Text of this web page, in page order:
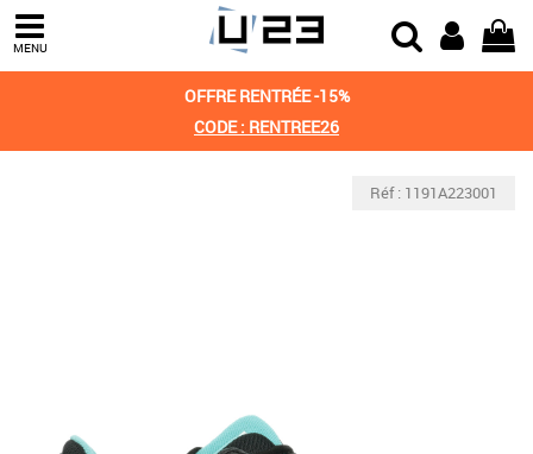
MENU
OFFRE RENTRÉE -15%
CODE : RENTREE26
Réf : 1191A223001